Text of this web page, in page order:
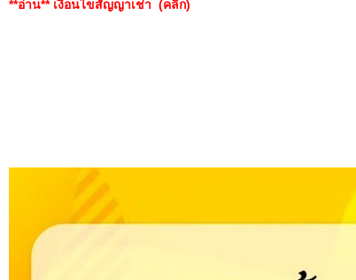
**อ่าน** เงื่อนไขสัญญาเช่า (คลิก)